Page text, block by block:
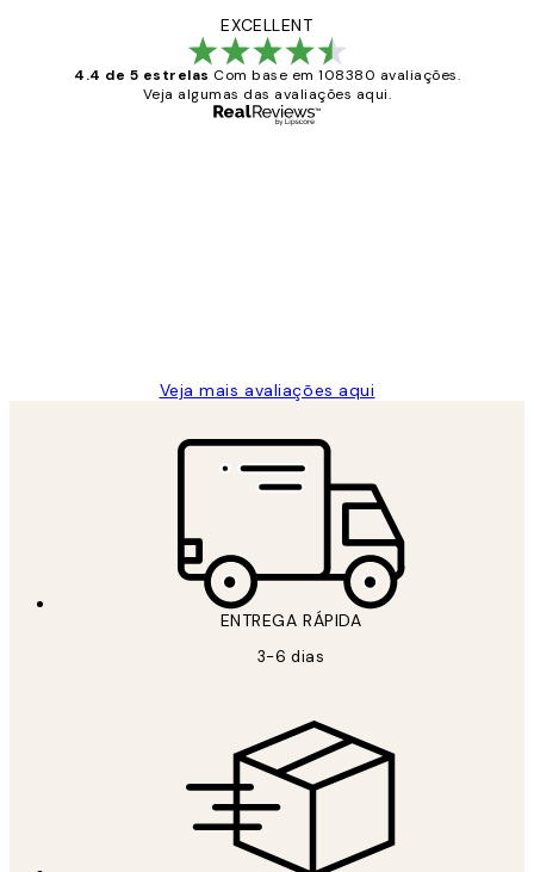
EXCELLENT
4.4 de 5 estrelas Com base em 108380 avaliações.
Veja algumas das avaliações aqui.
Veja mais avaliações aqui
ENTREGA RÁPIDA
3-6 dias